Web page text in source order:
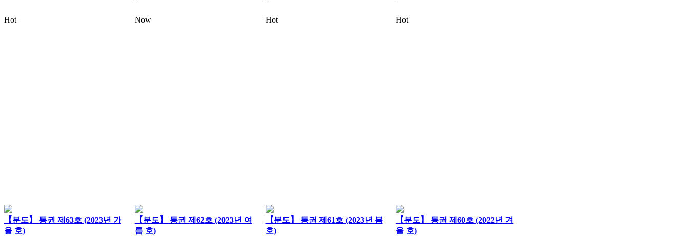
Hot
【분도】 통권 제63호 (2023년 가
을 호)
Now
【분도】 통권 제62호 (2023년 여
름 호)
Hot
【분도】 통권 제61호 (2023년 봄
호)
Hot
【분도】 통권 제60호 (2022년 겨
울 호)